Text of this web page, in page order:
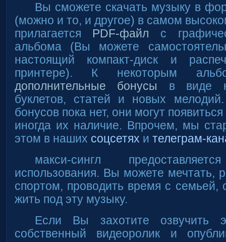
Вы сможете скачать музыку в
(можно и то, и другое) в самом
прилагается PDF-файл с
альбома (Вы можете
настоящий компакт-диск и
принтере). К некоторым
дополнительные бонусы в виде
буклетов, статей и новых
бонусов пока нет, они могут
иногда их наличие. Впрочем, мы
этом в наших соцсетях и телеграм-
макси-сингл
использования. Вы можете мечтать,
спортом, проводить время с семьей,
жить под эту музыку.
Если Вы захотите озвучить
собственный видеоролик и